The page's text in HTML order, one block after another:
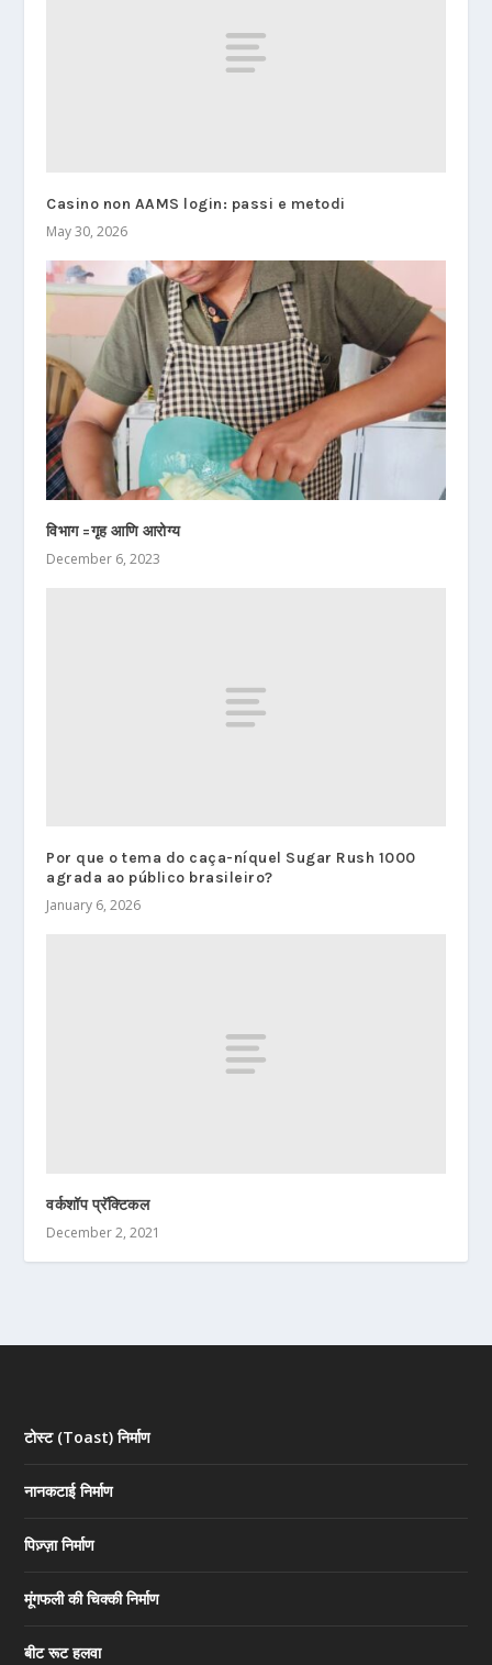
Casino non AAMS login: passi e metodi
May 30, 2026
विभाग =गृह आणि आरोग्य
December 6, 2023
Por que o tema do caça-níquel Sugar Rush 1000
agrada ao público brasileiro?
January 6, 2026
वर्कशॉप प्रॅक्टिकल
December 2, 2021
टोस्ट (Toast) निर्माण
नानकटाई निर्माण
पिज़्ज़ा निर्माण
मूंगफली की चिक्की निर्माण
बीट रूट हलवा